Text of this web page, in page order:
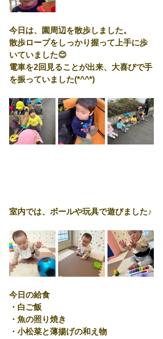
今日は、園周辺を散歩しました。
散歩ロープをしっかり握って上手に歩
いていました😊
電車を2回見ることが出来、大喜びで手
を振っていました(*^^*)
室内では、ボールや玩具で遊びました♪
今日の給食
・白ご飯
・魚の照り焼き
・小松菜と薄揚げの和え物